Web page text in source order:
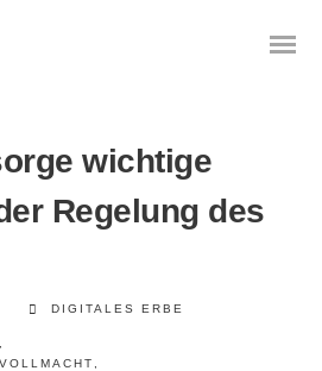
wichtige
Regelung des
DIGITALES ERBE